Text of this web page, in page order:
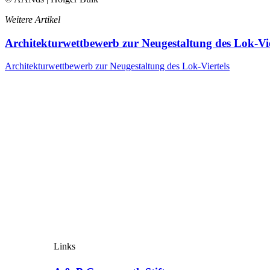
Weitere Artikel
Architekturwettbewerb zur Neugestaltung des Lok-
Architekturwettbewerb zur Neugestaltung des Lok-Viertels
Links